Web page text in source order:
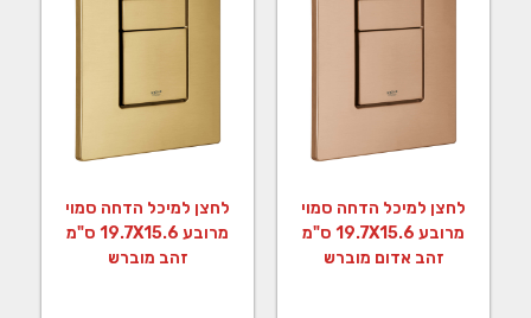
לחצן למיכל הדחה סמוי
מרובע 19.7X15.6 ס"מ
זהב אדום מוברש
לחצן למיכל הדחה סמוי
מרובע 19.7X15.6 ס"מ
זהב מוברש